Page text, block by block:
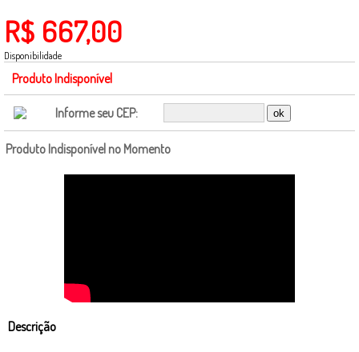
R$ 667,00
Disponibilidade
Produto Indisponível
Informe seu CEP:
Produto Indisponível no Momento
Descrição